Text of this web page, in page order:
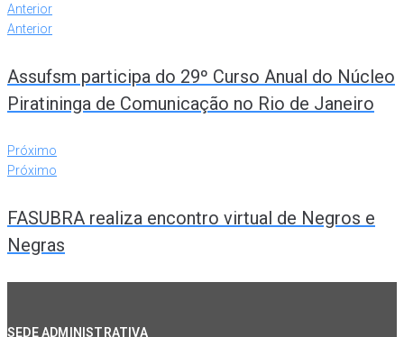
Anterior
Anterior
Assufsm participa do 29º Curso Anual do Núcleo
Piratininga de Comunicação no Rio de Janeiro
Próximo
Próximo
FASUBRA realiza encontro virtual de Negros e
Negras
SEDE ADMINISTRATIVA